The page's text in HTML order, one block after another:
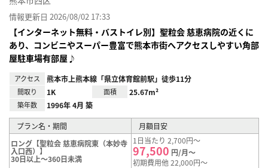
情報更新日 2026/08/02 17:33
【インターネット無料・バストイレ別】聖粒会 慈恵病院の近くに
あり、コンビニやスーパー豊富で熊本市街へアクセスしやすい角部
屋駐車場有部屋♪
アクセス 熊本市上熊本線「県立体育館前駅」徒歩11分
間取り 1K 面積 25.67m²
築年数 1996年 4月 築
プラン名・期間
月額目安
ロング【聖粒会 慈恵病院東（本妙寺
入口西）】
30日以上～360日未満
1日当たり 2,700円～
97,500 円/月～
初期費用他 22,000円～